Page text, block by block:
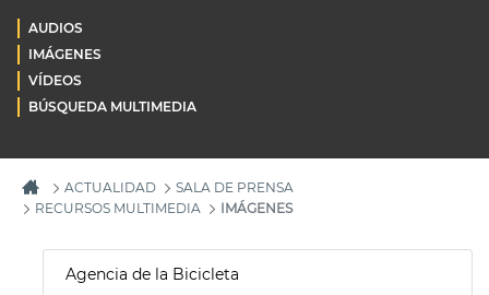
AUDIOS
IMÁGENES
VÍDEOS
BÚSQUEDA MULTIMEDIA
ACTUALIDAD
SALA DE PRENSA
RECURSOS MULTIMEDIA
IMÁGENES
Agencia de la Bicicleta